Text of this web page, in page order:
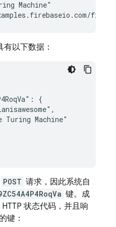
Machine"
以下数据：
{
Turing Machine"
POST 请求，因此系统自
键。成
HTTP 状态代码，并且响
键：